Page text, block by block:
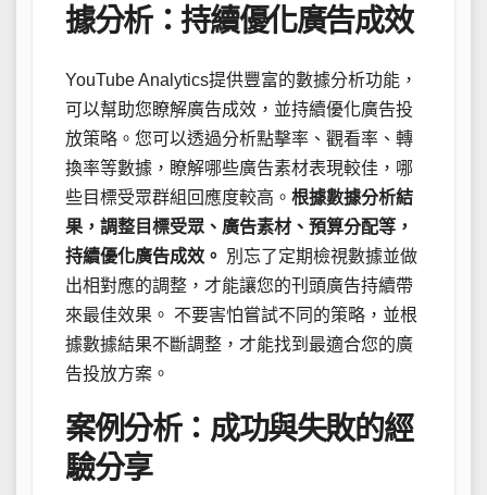
據分析：持續優化廣告成效
YouTube Analytics提供豐富的數據分析功能，
可以幫助您瞭解廣告成效，並持續優化廣告投
放策略。您可以透過分析點擊率、觀看率、轉
換率等數據，瞭解哪些廣告素材表現較佳，哪
些目標受眾群組回應度較高。 根據數據分析結
果，調整目標受眾、廣告素材、預算分配等，
持續優化廣告成效。 別忘了定期檢視數據並做
出相對應的調整，才能讓您的刊頭廣告持續帶
來最佳效果。 不要害怕嘗試不同的策略，並根
據數據結果不斷調整，才能找到最適合您的廣
告投放方案。
案例分析：成功與失敗的經
驗分享